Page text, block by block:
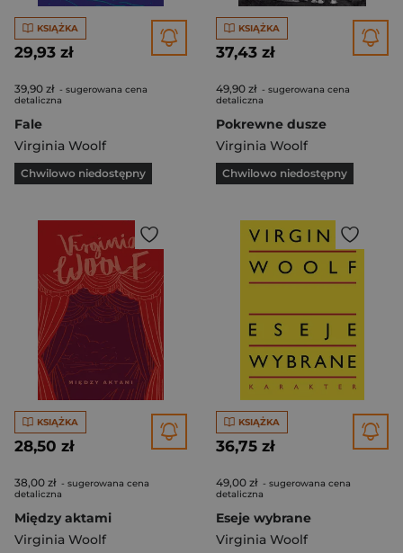
KSIĄŻKA
29,93 zł
39,90 zł - sugerowana cena
detaliczna
Fale
Virginia Woolf
Chwilowo niedostępny
KSIĄŻKA
37,43 zł
49,90 zł - sugerowana cena
detaliczna
Pokrewne dusze
Virginia Woolf
Chwilowo niedostępny
KSIĄŻKA
28,50 zł
38,00 zł - sugerowana cena
detaliczna
Między aktami
Virginia Woolf
KSIĄŻKA
36,75 zł
49,00 zł - sugerowana cena
detaliczna
Eseje wybrane
Virginia Woolf